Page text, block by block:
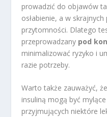
prowadzić do objawów
osłabienie, a w
przytomności. Dlatego
przeprowadzany pod
minimalizować ryzyko i
razie potrzeby.
Warto także zauważyć,
insuliną mogą być
przyjmujących niektóre